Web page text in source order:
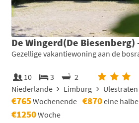
De Wingerd(De
Gezellige vakantiewoning aan de
10 3
2
Niederlande
Limburg Ulestraten
€765Wochenende €870eine
€1250Woche